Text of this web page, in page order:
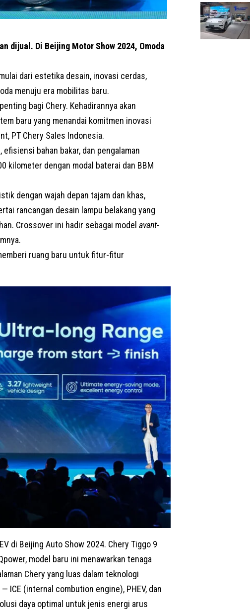
dijual. Di Beijing Motor Show 2024, Omoda
dari estetika desain, inovasi cerdas,
menuju era mobilitas baru.
bagi Chery. Kehadirannya akan
baru yang menandai komitmen inovasi
PT Chery Sales Indonesia.
bahan bakar, dan pengalaman
kilometer dengan modal baterai dan BBM
dengan wajah depan tajam dan khas,
rancangan desain lampu belakang yang
Crossover ini hadir sebagai model avant-
ruang baru untuk fitur-fitur
di Beijing Auto Show 2024. Chery Tiggo 9
model baru ini menawarkan tenaga
Chery yang luas dalam teknologi
ICE (internal combution engine), PHEV, dan
daya optimal untuk jenis energi arus